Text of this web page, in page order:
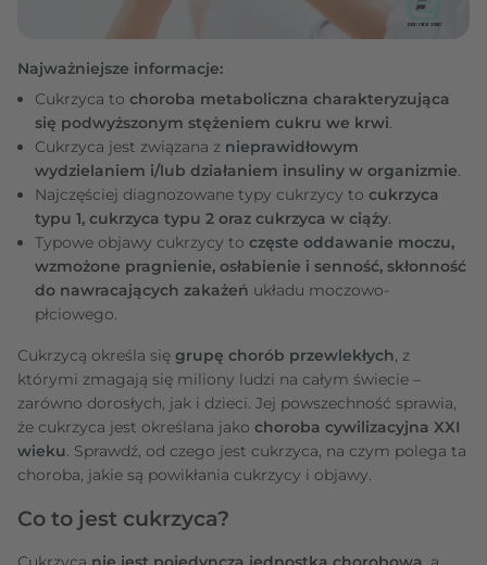
Najważniejsze informacje:
Cukrzyca to choroba metaboliczna charakteryzująca
się podwyższonym stężeniem cukru we krwi.
Cukrzyca jest związana z nieprawidłowym
wydzielaniem i/lub działaniem insuliny w organizmie.
Najczęściej diagnozowane typy cukrzycy to cukrzyca
typu 1, cukrzyca typu 2 oraz cukrzyca w ciąży.
Typowe objawy cukrzycy to częste oddawanie moczu,
wzmożone pragnienie, osłabienie i senność, skłonność
do nawracających zakażeń układu moczowo-
płciowego.
Cukrzycą określa się grupę chorób przewlekłych, z
którymi zmagają się miliony ludzi na całym świecie –
zarówno dorosłych, jak i dzieci. Jej powszechność sprawia,
że cukrzyca jest określana jako choroba cywilizacyjna XXI
wieku. Sprawdź, od czego jest cukrzyca, na czym polega ta
choroba, jakie są powikłania cukrzycy i objawy.
Co to jest cukrzyca?